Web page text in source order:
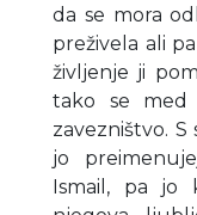
da se mora
preživela ali
življenje ji
tako se med
zavezništvo.
jo
Ismail, pa jo